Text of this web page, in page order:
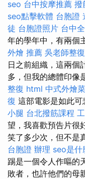
seo 台中按摩推薦 撥
seo點擊軟體 台胞證
徒 台胞證照片 台中
年的學年中，有兩個
外燴 推薦 吳老師整復
日之前組織，這兩個
多，但我的總體印像
整復 html 中式外燴
復 這部電影是如此可
小腿 台北撥筋課程
望，我喜歡預告片很
笑了多少次，但不是
台胞證 辦理 seo是什
踢是一個令人作嘔的
敗者，也許他們的母